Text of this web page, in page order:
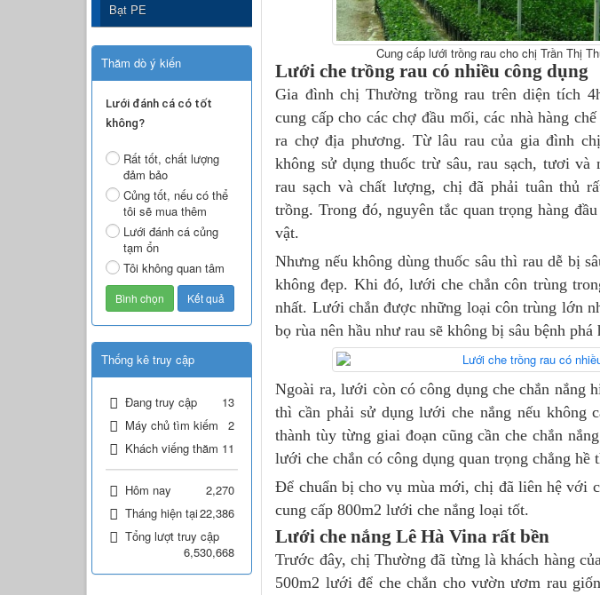
Cung cấp lưới trồng rau cho chị Trần Thị
Lưới che trồng rau có nhiều công dụng
Gia đình chị Thường trồng rau trên diện tích
cung cấp cho các chợ đầu mối, các nhà hàng
ra chợ địa phương. Từ lâu rau của gia đình
không sử dụng thuốc trừ sâu, rau sạch, tươi và
rau sạch và chất lượng, chị đã phải tuân thủ
trồng. Trong đó, nguyên tắc quan trọng hàng
vật.
Nhưng nếu không dùng thuốc sâu thì rau dễ bị
không đẹp. Khi đó, lưới che chắn côn trùng
nhất. Lưới chắn được những loại côn trùng lớn
bọ rùa nên hầu như rau sẽ không bị sâu bệnh phá
Ngoài ra, lưới còn có công dụng che chắn
thì cần phải sử dụng lưới che nắng nếu không
thành tùy từng giai đoạn cũng cần che chắn
lưới che chắn có công dụng quan trọng chẳng
Để chuẩn bị cho vụ mùa mới, chị đã liên hệ với
cung cấp 800m2 lưới che nắng loại tốt.
Lưới che nắng Lê Hà Vina rất bền
Trước đây, chị Thường đã từng là khách hàng
500m2 lưới để che chắn cho vườn ươm rau
Bạt PE
Thăm dò ý kiến
Lưới đánh cá có tốt
không?
Rất tốt, chất lượng
đảm bảo
Củng tốt, nếu có thể
tôi sẽ mua thêm
Lưới đánh cá củng
tạm ổn
Tôi không quan tâm
Thống kê truy cập
Đang truy cập
13
Máy chủ tìm kiếm
2
Khách viếng thăm 11
Hôm nay
2,270
Tháng hiện tại22,386
Tổng lượt truy cập
6,530,668